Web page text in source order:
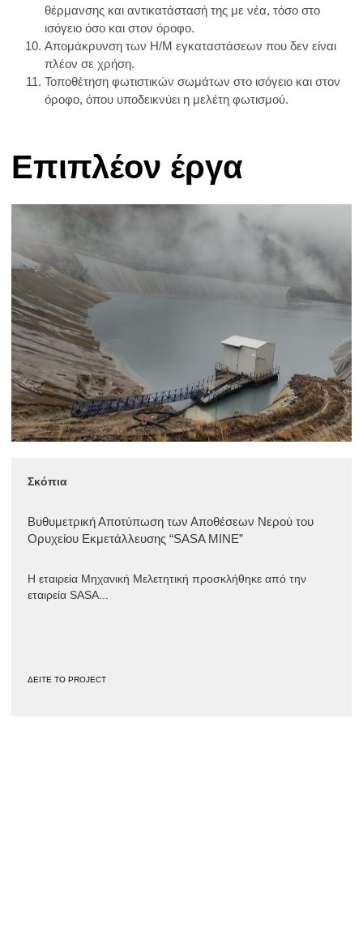
θέρμανσης και αντικατάστασή της με νέα, τόσο στο
ισόγειο όσο και στον όροφο.
Απομάκρυνση των Η/Μ εγκαταστάσεων που δεν είναι
πλέον σε χρήση.
Τοποθέτηση φωτιστικών σωμάτων στο ισόγειο και στον
όροφο, όπου υποδεικνύει η μελέτη φωτισμού.
Επιπλέον έργα
Σκόπια
Βυθυμετρική Αποτύπωση των Αποθέσεων Νερού του
Ορυχείου Εκμετάλλευσης “SASA MINE”
Η εταιρεία Μηχανική Μελετητική προσκλήθηκε από την
εταιρεία SASA...
ΔΕΙΤΕ ΤΟ PROJECT